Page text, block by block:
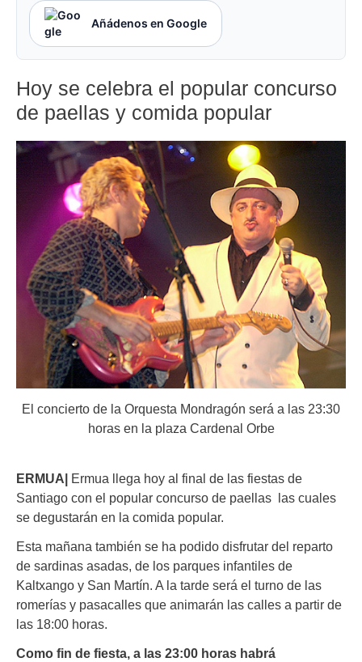
Añádenos en Google
Hoy se celebra el popular concurso
de paellas y comida popular
El concierto de la Orquesta Mondragón será a las 23:30
horas en la plaza Cardenal Orbe
ERMUA| Ermua llega hoy al final de las fiestas de
Santiago con el popular concurso de paellas las cuales
se degustarán en la comida popular.
Esta mañana también se ha podido disfrutar del reparto
de sardinas asadas, de los parques infantiles de
Kaltxango y San Martín. A la tarde será el turno de las
romerías y pasacalles que animarán las calles a partir de
las 18:00 horas.
Como fin de fiesta, a las 23:00 horas habrá